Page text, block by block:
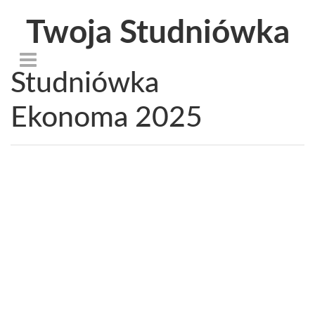
Twoja Studniówka
Studniówka
Ekonoma 2025